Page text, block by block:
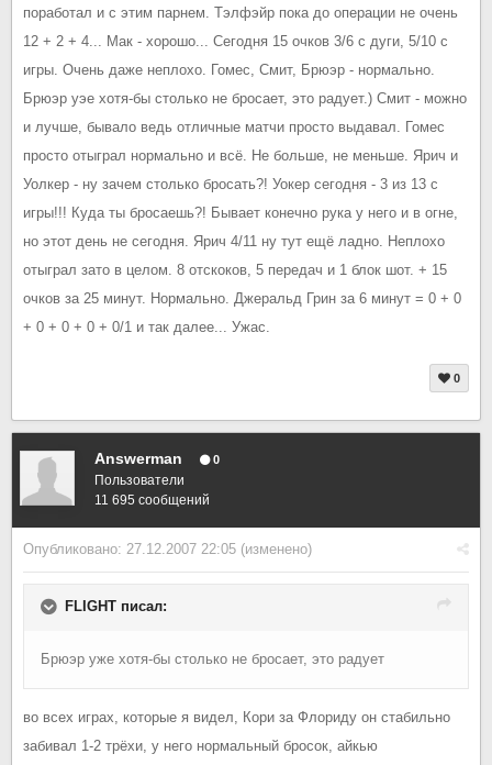
поработал и с этим парнем. Тэлфэйр пока до операции не очень
12 + 2 + 4... Мак - хорошо... Сегодня 15 очков 3/6 с дуги, 5/10 с
игры. Очень даже неплохо. Гомес, Смит, Брюэр - нормально.
Брюэр уэе хотя-бы столько не бросает, это радует.) Смит - можно
и лучше, бывало ведь отличные матчи просто выдавал. Гомес
просто отыграл нормально и всё. Не больше, не меньше. Ярич и
Уолкер - ну зачем столько бросать?! Уокер сегодня - 3 из 13 с
игры!!! Куда ты бросаешь?! Бывает конечно рука у него и в огне,
но этот день не сегодня. Ярич 4/11 ну тут ещё ладно. Неплохо
отыграл зато в целом. 8 отскоков, 5 передач и 1 блок шот. + 15
очков за 25 минут. Нормально. Джеральд Грин за 6 минут = 0 + 0
+ 0 + 0 + 0 + 0/1 и так далее... Ужас.
0
Answerman 0
Пользователи
11 695 сообщений
Опубликовано: 27.12.2007 22:05 (изменено)
FLIGHT писал:
Брюэр уже хотя-бы столько не бросает, это радует
во всех играх, которые я видел, Кори за Флориду он стабильно
забивал 1-2 трёхи, у него нормальный бросок, айкью